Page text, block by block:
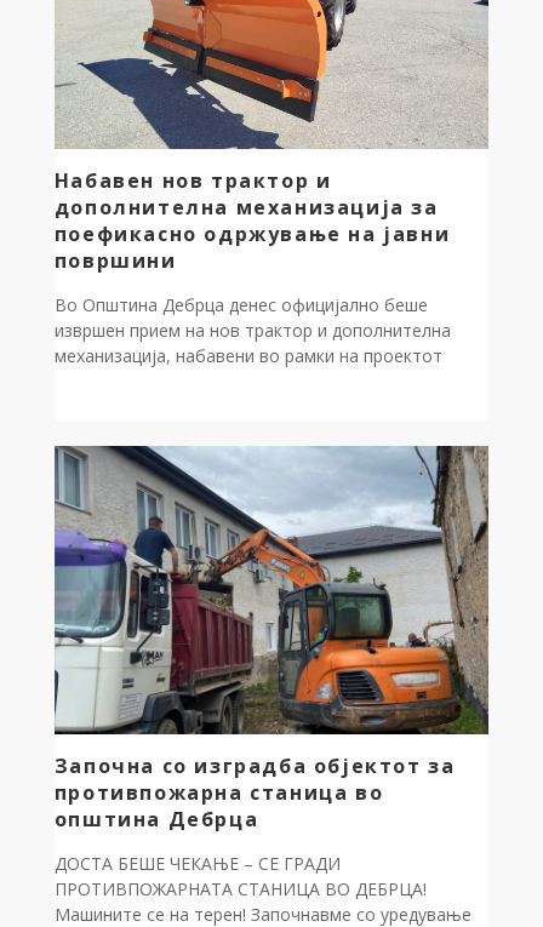
Набавен нов трактор и
дополнителна механизација за
поефикасно одржување на јавни
површини
Во Општина Дебрца денес официјално беше
извршен прием на нов трактор и дополнителна
механизација, набавени во рамки на проектот
локална самоуправа. На приемот присуствуваа
градоначалникот на Општина Дебрца, Златко
Сиљаноски, и директорот на Центарот за […]
Започна со изградба објектот за
противпожарна станица во
општина Дебрца
ДОСТА БЕШЕ ЧЕКАЊЕ – СЕ ГРАДИ
ПРОТИВПОЖАРНАТА СТАНИЦА ВО ДЕБРЦА!
Машините се на терен! Започнавме со уредување